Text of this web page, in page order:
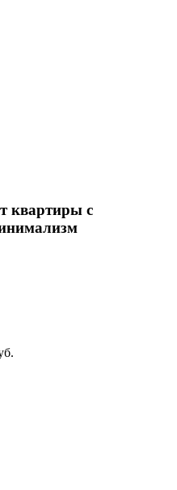
квартиры с